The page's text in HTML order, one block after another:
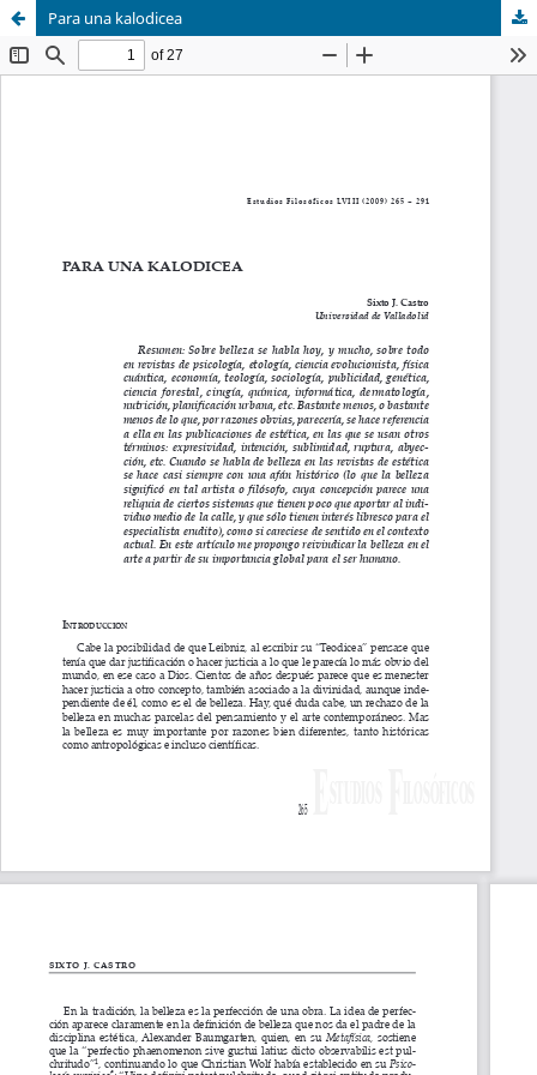
Para una kalodicea